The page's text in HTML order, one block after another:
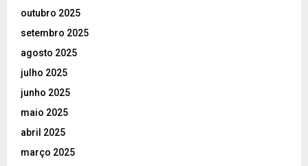
outubro 2025
setembro 2025
agosto 2025
julho 2025
junho 2025
maio 2025
abril 2025
março 2025